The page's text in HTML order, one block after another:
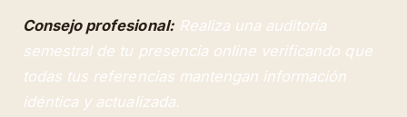
Consejo profesional: Realiza una auditoría
semestral de tu presencia online verificando que
todas tus referencias mantengan información
idéntica y actualizada.